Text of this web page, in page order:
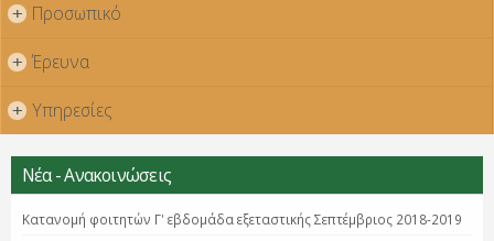
+ Προσωπικό
+ Έρευνα
+ Υπηρεσίες
Νέα - Ανακοινώσεις
Κατανομή φοιτητών Γ' εβδομάδα εξεταστικής Σεπτέμβριος 2018-2019